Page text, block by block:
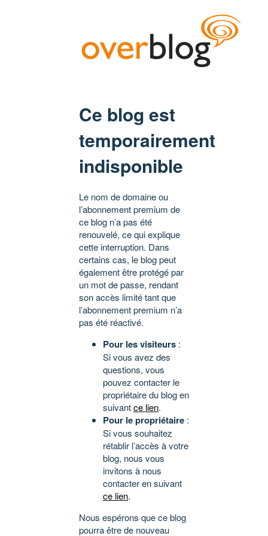
Ce blog est
temporairement
indisponible
Le nom de domaine ou
l’abonnement premium de
ce blog n’a pas été
renouvelé, ce qui explique
cette interruption. Dans
certains cas, le blog peut
également être protégé par
un mot de passe, rendant
son accès limité tant que
l’abonnement premium n’a
pas été réactivé.
Pour les visiteurs :
Si vous avez des
questions, vous
pouvez contacter le
propriétaire du blog en
suivantce lien.
Pour le propriétaire :
Si vous souhaitez
rétablir l’accès à votre
blog, nous vous
invitons à nous
contacter en suivant
ce lien.
Nous espérons que ce blog
pourra être de nouveau